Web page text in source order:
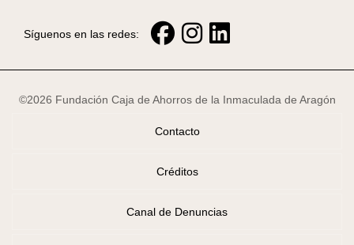
Síguenos en las redes:
©2026 Fundación Caja de Ahorros de la Inmaculada de Aragón
Contacto
Créditos
Canal de Denuncias